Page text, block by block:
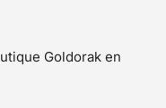
Goldorak en